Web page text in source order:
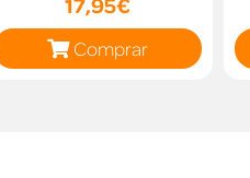
Comprar